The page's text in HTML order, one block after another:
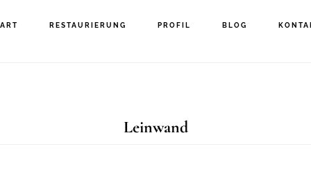
RESTAURIERUNG PROFIL BLOG
Leinwand